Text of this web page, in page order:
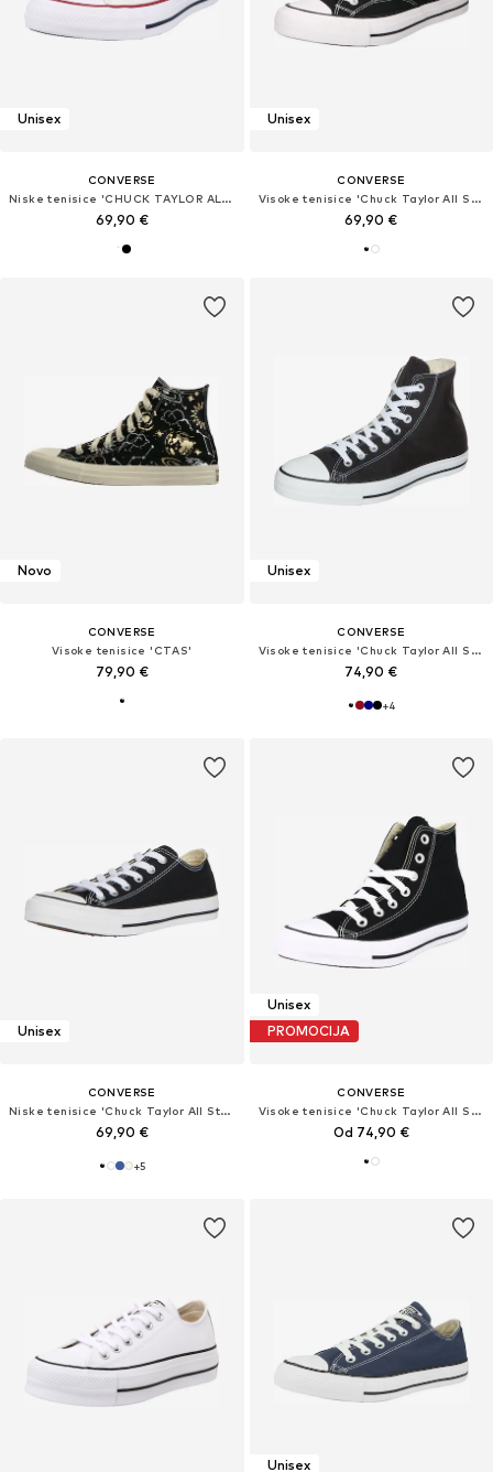
Unisex
CONVERSE
Niske tenisice 'CHUCK TAYLOR ALL STAR'
69,90 €
Unisex
CONVERSE
Visoke tenisice 'Chuck Taylor All Star Malden'
69,90 €
Novo
CONVERSE
Visoke tenisice 'CTAS'
79,90 €
Unisex
CONVERSE
Visoke tenisice 'Chuck Taylor All Star'
74,90 €
+4
Unisex
CONVERSE
Niske tenisice 'Chuck Taylor All Star Classic'
69,90 €
+5
Unisex
PROMOCIJA
CONVERSE
Visoke tenisice 'Chuck Taylor All Star'
Od 74,90 €
Unisex